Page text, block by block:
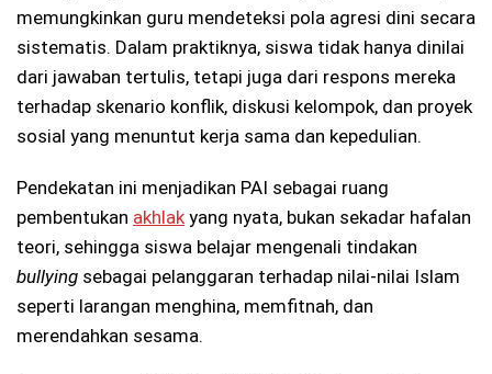
memungkinkan guru mendeteksi pola agresi dini secara
sistematis. Dalam praktiknya, siswa tidak hanya dinilai
dari jawaban tertulis, tetapi juga dari respons mereka
terhadap skenario konflik, diskusi kelompok, dan proyek
sosial yang menuntut kerja sama dan kepedulian.
Pendekatan ini menjadikan PAI sebagai ruang
pembentukan akhlak yang nyata, bukan sekadar hafalan
teori, sehingga siswa belajar mengenali tindakan
bullying sebagai pelanggaran terhadap nilai-nilai Islam
seperti larangan menghina, memfitnah, dan
merendahkan sesama.